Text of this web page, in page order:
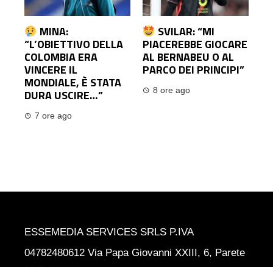
MINA:
“L’OBIETTIVO DELLA
COLOMBIA ERA
VINCERE IL
MONDIALE, È STATA
DURA USCIRE…”
7 ore ago
SVILAR: “MI
PIACEREBBE GIOCARE
AL BERNABEU O AL
PARCO DEI PRINCIPI”
8 ore ago
ESSEMEDIA SERVICES SRLS P.IVA
04782480612 Via Papa Giovanni XXIII, 6, Parete